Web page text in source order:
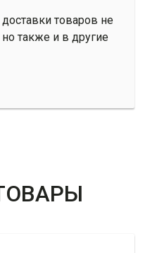
товаров не
также и в другие